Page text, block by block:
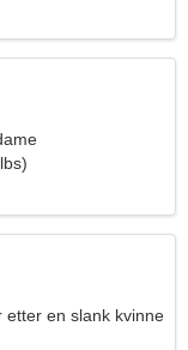
etter en slank kvinne